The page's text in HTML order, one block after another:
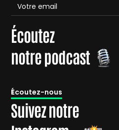
Écoutez
notre podcast
Écoutez-nous
Suivez notre